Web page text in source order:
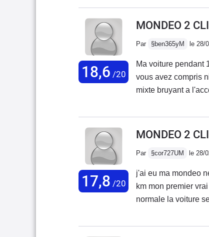
car la mondeo fait 7
de
18,6 /20
MONDEO 2
Par §ben365yM le 28/
Ma voiture pendant
vous avez compris
mixte bruyant a l'accélération. Confort excellent
poignetde plafond
17,8 /20
MONDEO 2
Par §cor727UM le 28/
j'ai eu ma mondeo
km mon premier
normale la voiture
meme